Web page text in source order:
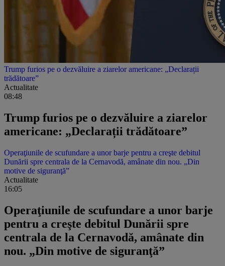
Trump furios pe o dezvăluire a ziarelor americane: „Declarații
trădătoare”
Actualitate
08:48
Trump furios pe o dezvăluire a ziarelor
americane: „Declarații trădătoare”
Operaţiunile de scufundare a unor barje pentru a creşte debitul
Dunării spre centrala de la Cernavodă, amânate din nou. „Din
motive de siguranţă”
Actualitate
16:05
Operaţiunile de scufundare a unor barje
pentru a creşte debitul Dunării spre
centrala de la Cernavodă, amânate din
nou. „Din motive de siguranţă”